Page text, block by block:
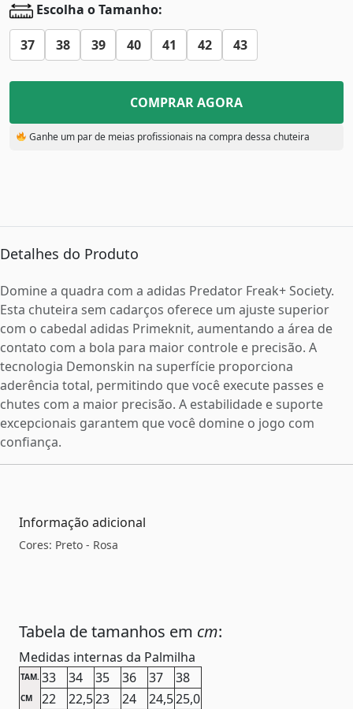
Escolha o Tamanho:
37 38 39 40 41 42 43
COMPRAR AGORA
Ganhe um par de meias profissionais na compra dessa chuteira
Detalhes do Produto
Domine a quadra com a adidas Predator Freak+ Society.
Esta chuteira sem cadarços oferece um ajuste superior
com o cabedal adidas Primeknit, aumentando a área de
contato com a bola para maior controle e precisão. A
tecnologia Demonskin na superfície proporciona
aderência total, permitindo que você execute passes e
chutes com a maior precisão. A estabilidade e suporte
excepcionais garantem que você domine o jogo com
confiança.
Informação adicional
Cores: Preto - Rosa
Tabela de tamanhos em cm:
Medidas internas da Palmilha
TAM. 33 34 35 36 37 38
CM 22 22,523 24 24,525,0